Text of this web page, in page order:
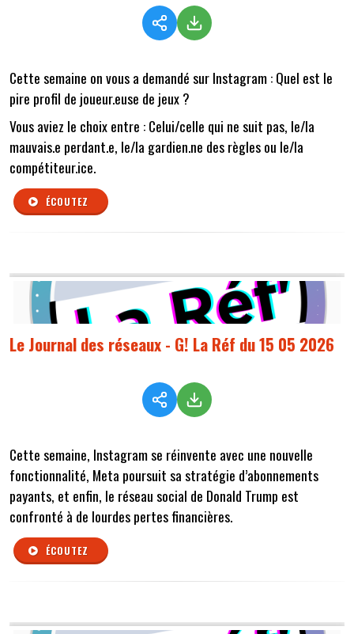
Cette semaine on vous a demandé sur Instagram : Quel est le
pire profil de joueur.euse de jeux ?
Vous aviez le choix entre : Celui/celle qui ne suit pas, le/la
mauvais.e perdant.e, le/la gardien.ne des règles ou le/la
compétiteur.ice.
ÉCOUTEZ
Le Journal des réseaux - G! La Réf du 15 05 2026
Cette semaine, Instagram se réinvente avec une nouvelle
fonctionnalité, Meta poursuit sa stratégie d’abonnements
payants, et enfin, le réseau social de Donald Trump est
confronté à de lourdes pertes financières.
ÉCOUTEZ